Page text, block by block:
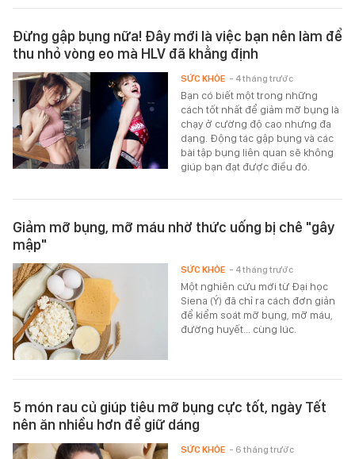
Đừng gập bụng nữa! Đây mới là việc bạn nên làm để
thu nhỏ vòng eo mà HLV đã khẳng định
Bạn có biết một trong những
cách tốt nhất để giảm mỡ bụng là
chạy ở cường độ cao nhưng đa
dạng. Động tác gập bụng và các
bài tập bụng liên quan sẽ không
giúp bạn đạt được điều đó.
SỨC KHỎE - 4 tháng trước
Giảm mỡ bụng, mỡ máu nhờ thức uống bị chê "gây
mập"
Một nghiên cứu mới từ Đại học
Siena (Ý) đã chỉ ra cách đơn giản
để kiểm soát mỡ bụng, mỡ máu,
đường huyết... cùng lúc.
SỨC KHỎE - 4 tháng trước
5 món rau củ giúp tiêu mỡ bụng cực tốt, ngày Tết
nên ăn nhiều hơn để giữ dáng
SỨC KHỎE - 6 tháng trước